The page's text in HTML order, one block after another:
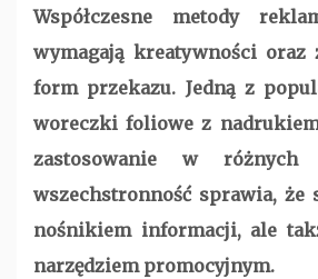
Współczesne metody
wymagają kreatywności oraz
form przekazu. Jedną z
woreczki foliowe z
zastosowanie w różnych
wszechstronność sprawia, że
nośnikiem informacji, ale
narzędziem promocyjnym.